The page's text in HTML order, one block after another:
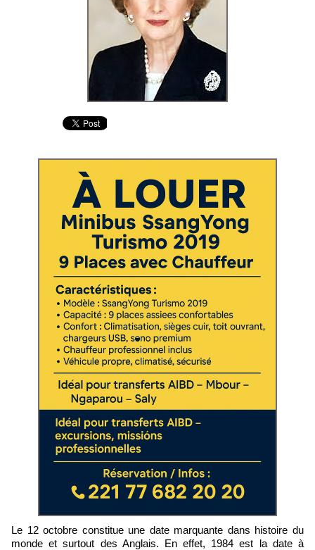
Le 12 octobre constitue une date marquante dans histoire du
monde et surtout des Anglais. En effet, 1984 est la date à